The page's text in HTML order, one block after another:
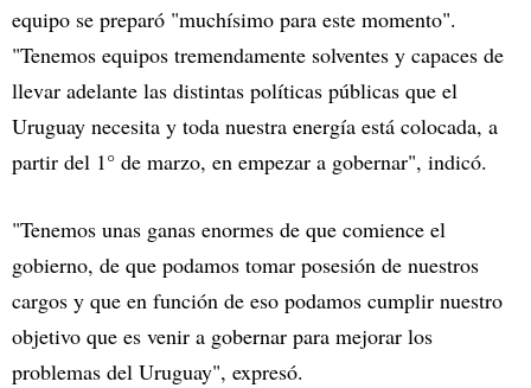
equipo se preparó "muchísimo para este momento".
"Tenemos equipos tremendamente solventes y capaces de
llevar adelante las distintas políticas públicas que el
Uruguay necesita y toda nuestra energía está colocada, a
partir del 1° de marzo, en empezar a gobernar", indicó.
"Tenemos unas ganas enormes de que comience el
gobierno, de que podamos tomar posesión de nuestros
cargos y que en función de eso podamos cumplir nuestro
objetivo que es venir a gobernar para mejorar los
problemas del Uruguay", expresó.